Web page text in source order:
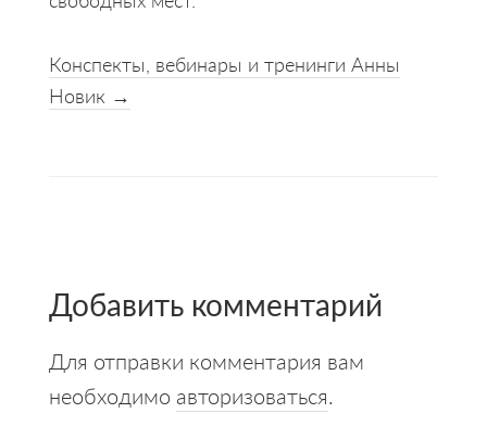
Конспекты, вебинары и тренинги Анны
Новик →
Добавить комментарий
Для отправки комментария вам
необходимо авторизоваться.